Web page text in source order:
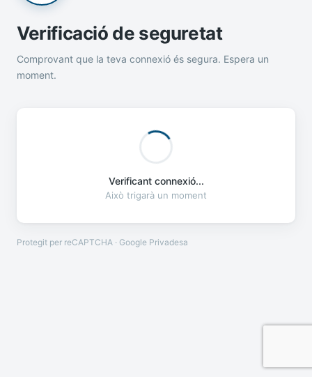
Verificació de seguretat
Comprovant que la teva connexió és segura. Espera un
moment.
Verificant connexió...
Això trigarà un moment
Protegit per reCAPTCHA · Google Privadesa